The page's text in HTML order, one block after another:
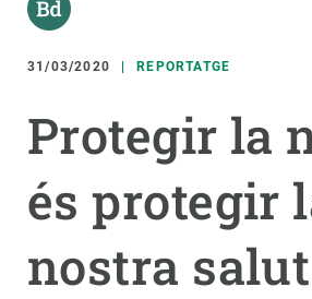
d'ariadna
31/03/2020 REPORTATGE
Protegir la
és protegir
nostra salut
responsive
Responsive
menu
CIÈNCIA EN ACCIÓ
UNEIX-TE A NOSALTRES